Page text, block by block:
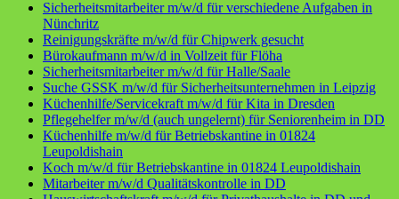
Sicherheitsmitarbeiter m/w/d für verschiedene Aufgaben in
Nünchritz
Reinigungskräfte m/w/d für Chipwerk gesucht
Bürokaufmann m/w/d in Vollzeit für Flöha
Sicherheitsmitarbeiter m/w/d für Halle/Saale
Suche GSSK m/w/d für Sicherheitsunternehmen in Leipzig
Küchenhilfe/Servicekraft m/w/d für Kita in Dresden
Pflegehelfer m/w/d (auch ungelernt) für Seniorenheim in DD
Küchenhilfe m/w/d für Betriebskantine in 01824
Leupoldishain
Koch m/w/d für Betriebskantine in 01824 Leupoldishain
Mitarbeiter m/w/d Qualitätskontrolle in DD